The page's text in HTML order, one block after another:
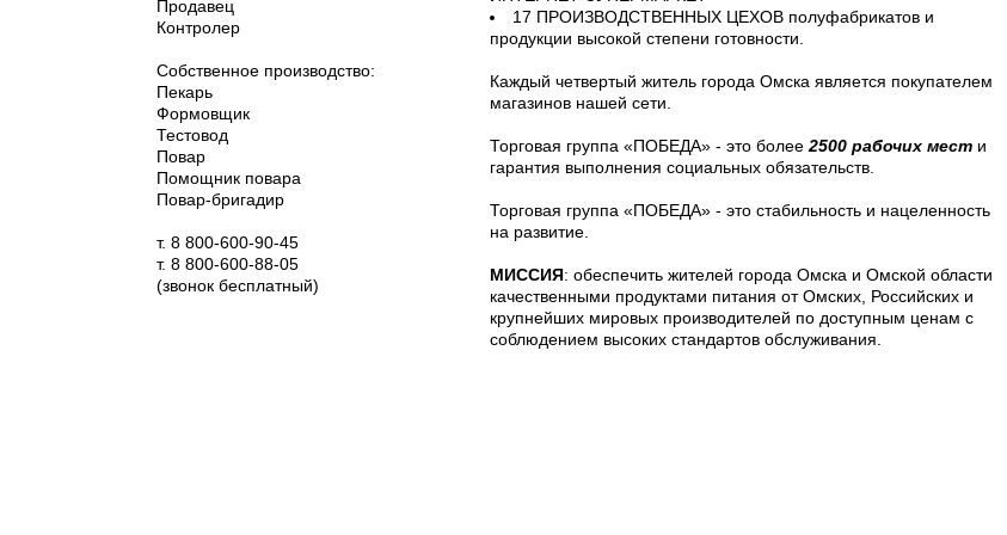
17 ПРОИЗВОДСТВЕННЫХ ЦЕХОВ полуфабрикатов и
продукции высокой степени готовности.
Каждый четвертый житель города Омска является покупателем
магазинов нашей сети.
Торговая группа «ПОБЕДА» - это более 2500 рабочих мест и
гарантия выполнения социальных обязательств.
Торговая группа «ПОБЕДА» - это стабильность и нацеленность
на развитие.
МИССИЯ: обеспечить жителей города Омска и Омской области
качественными продуктами питания от Омских, Российских и
крупнейших мировых производителей по доступным ценам с
соблюдением высоких стандартов обслуживания.
Продавец
Контролер
Собственное производство:
Пекарь
Формовщик
Тестовод
Повар
Помощник повара
Повар-бригадир
т. 8 800-600-90-45
т. 8 800-600-88-05
(звонок бесплатный)